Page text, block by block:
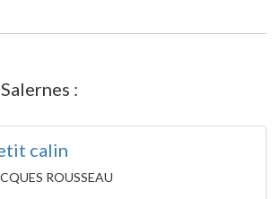
:
calin
ROUSSEAU